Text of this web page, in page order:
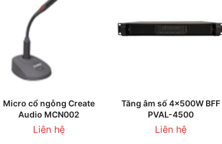
THÊM VÀO GIỎ HÀNG
Micro cổ ngỗng Create
Audio MCN002
Liên hệ
THÊM VÀO GIỎ HÀNG
Tăng âm số 4x500W BFF
PVAL-4500
Liên hệ